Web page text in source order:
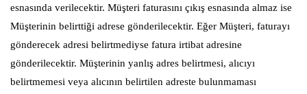
esnasında verilecektir. Müşteri faturasını çıkış esnasında almaz ise
Müşterinin belirttiği adrese gönderilecektir. Eğer Müşteri, faturayı
gönderecek adresi belirtmediyse fatura irtibat adresine
gönderilecektir. Müşterinin yanlış adres belirtmesi, alıcıyı
belirtmemesi veya alıcının belirtilen adreste bulunmaması